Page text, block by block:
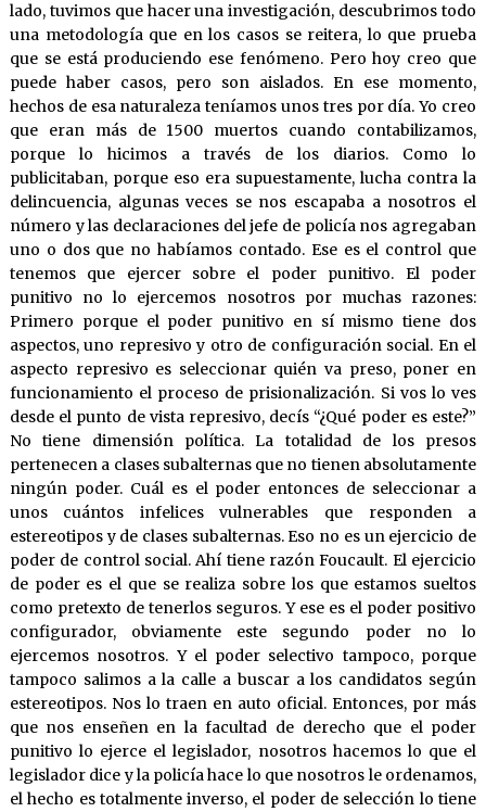
lado, tuvimos que hacer una investigación, descubrimos todo
una metodología que en los casos se reitera, lo que prueba
que se está produciendo ese fenómeno. Pero hoy creo que
puede haber casos, pero son aislados. En ese momento,
hechos de esa naturaleza teníamos unos tres por día. Yo creo
que eran más de 1500 muertos cuando contabilizamos,
porque lo hicimos a través de los diarios. Como lo
publicitaban, porque eso era supuestamente, lucha contra la
delincuencia, algunas veces se nos escapaba a nosotros el
número y las declaraciones del jefe de policía nos agregaban
uno o dos que no habíamos contado. Ese es el control que
tenemos que ejercer sobre el poder punitivo. El poder
punitivo no lo ejercemos nosotros por muchas razones:
Primero porque el poder punitivo en sí mismo tiene dos
aspectos, uno represivo y otro de configuración social. En el
aspecto represivo es seleccionar quién va preso, poner en
funcionamiento el proceso de prisionalización. Si vos lo ves
desde el punto de vista represivo, decís “¿Qué poder es este?”
No tiene dimensión política. La totalidad de los presos
pertenecen a clases subalternas que no tienen absolutamente
ningún poder. Cuál es el poder entonces de seleccionar a
unos cuántos infelices vulnerables que responden a
estereotipos y de clases subalternas. Eso no es un ejercicio de
poder de control social. Ahí tiene razón Foucault. El ejercicio
de poder es el que se realiza sobre los que estamos sueltos
como pretexto de tenerlos seguros. Y ese es el poder positivo
configurador, obviamente este segundo poder no lo
ejercemos nosotros. Y el poder selectivo tampoco, porque
tampoco salimos a la calle a buscar a los candidatos según
estereotipos. Nos lo traen en auto oficial. Entonces, por más
que nos enseñen en la facultad de derecho que el poder
punitivo lo ejerce el legislador, nosotros hacemos lo que el
legislador dice y la policía hace lo que nosotros le ordenamos,
el hecho es totalmente inverso, el poder de selección lo tiene